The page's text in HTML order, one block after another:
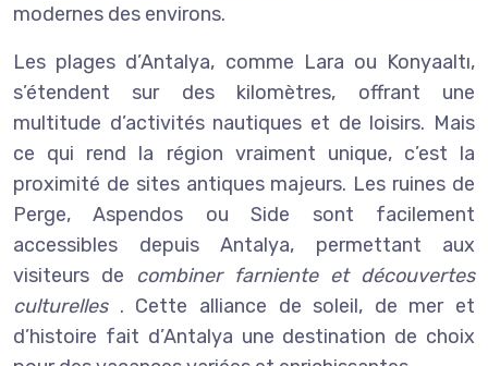
modernes des environs.
Les plages d’Antalya, comme Lara ou Konyaaltı,
s’étendent sur des kilomètres, offrant une
multitude d’activités nautiques et de loisirs. Mais
ce qui rend la région vraiment unique, c’est la
proximité de sites antiques majeurs. Les ruines de
Perge, Aspendos ou Side sont facilement
accessibles depuis Antalya, permettant aux
visiteurs de combiner farniente et découvertes
culturelles . Cette alliance de soleil, de mer et
d’histoire fait d’Antalya une destination de choix